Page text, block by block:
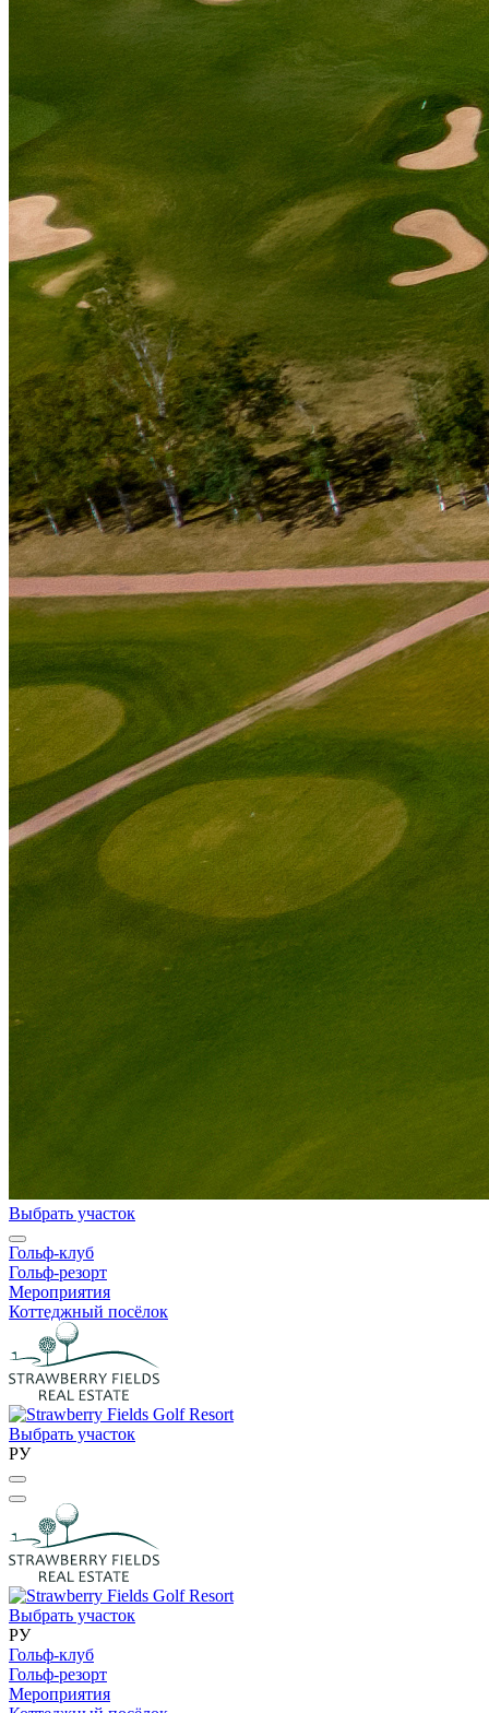
Выбрать участок
Гольф-клуб
Гольф-резорт
Мероприятия
Коттеджный посёлок
Выбрать участок
РУ
Выбрать участок
РУ
Гольф-клуб
Гольф-резорт
Мероприятия